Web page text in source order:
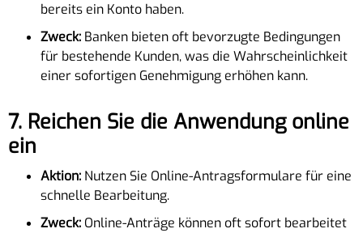
bereits ein Konto haben.
Zweck: Banken bieten oft bevorzugte Bedingungen
für bestehende Kunden, was die Wahrscheinlichkeit
einer sofortigen Genehmigung erhöhen kann.
7. Reichen Sie die Anwendung online
ein
Aktion: Nutzen Sie Online-Antragsformulare für eine
schnelle Bearbeitung.
Zweck: Online-Anträge können oft sofort bearbeitet